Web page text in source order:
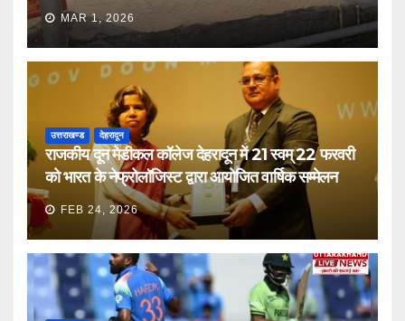
MAR 1, 2026
उत्तराखण्ड देहरादून
राजकीय दून मेडीकल कॉलेज देहरादून में 21 स्वम् 22 फरवरी
को भारत के नेफ्रोलॉजिस्ट द्वारा आयोजित वार्षिक सम्मेलन
FEB 24, 2026